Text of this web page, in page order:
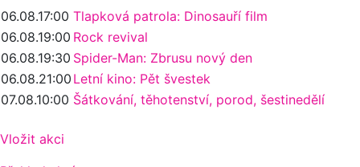
06.08.17:00 Tlapková patrola: Dinosauří film
06.08.19:00 Rock revival
06.08.19:30 Spider-Man: Zbrusu nový den
06.08.21:00 Letní kino: Pět švestek
07.08.10:00 Šátkování, těhotenství, porod, šestinedělí
Vložit akci